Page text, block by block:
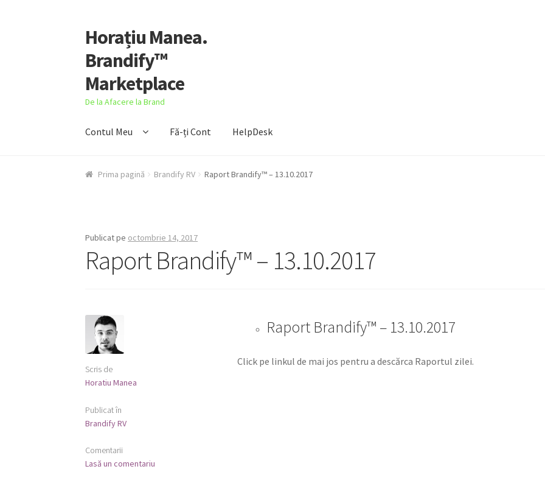
Sari
la
navigare
Sari
la
conținut
Horațiu Manea.
Brandify™
Marketplace
De la Afacere la Brand
Contul Meu Fă-ți Cont HelpDesk
Prima pagină Brandify RV Raport Brandify™ – 13.10.2017
Publicat pe octombrie 14, 2017
Raport Brandify™ – 13.10.2017
Scris de
Horatiu Manea
Publicat în
Brandify RV
Comentarii
Lasă un comentariu
Raport Brandify™ – 13.10.2017
Click pe linkul de mai jos pentru a descărca Raportul zilei.